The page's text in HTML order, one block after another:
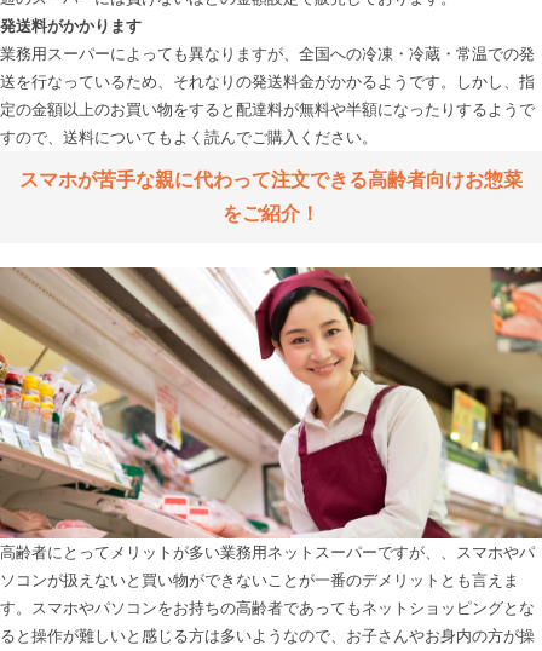
発送料がかかります
業務用スーパーによっても異なりますが、全国への冷凍・冷蔵・常温での発
送を行なっているため、それなりの発送料金がかかるようです。しかし、指
定の金額以上のお買い物をすると配達料が無料や半額になったりするようで
スマホが苦手な親に代わって注文できる高齢者向けお惣菜
をご紹介！
高齢者にとってメリットが多い業務用ネットスーパーですが、、スマホやパ
ソコンが扱えないと買い物ができないことが一番のデメリットとも言えま
す。スマホやパソコンをお持ちの高齢者であってもネットショッピングとな
ると操作が難しいと感じる方は多いようなので、お子さんやお身内の方が操